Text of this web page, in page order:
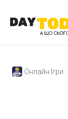
Онлайн Ігри